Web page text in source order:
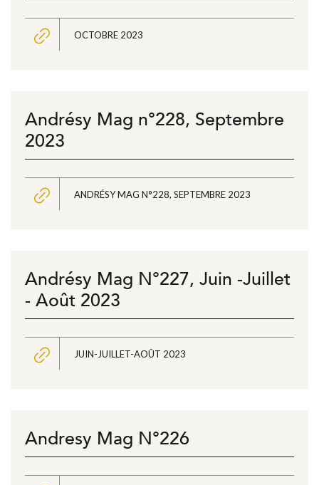
OCTOBRE 2023
Andrésy Mag n°228, Septembre
2023
ANDRÉSY MAG N°228, SEPTEMBRE 2023
Andrésy Mag N°227, Juin -Juillet
- Août 2023
JUIN-JUILLET-AOÛT 2023
Andresy Mag N°226